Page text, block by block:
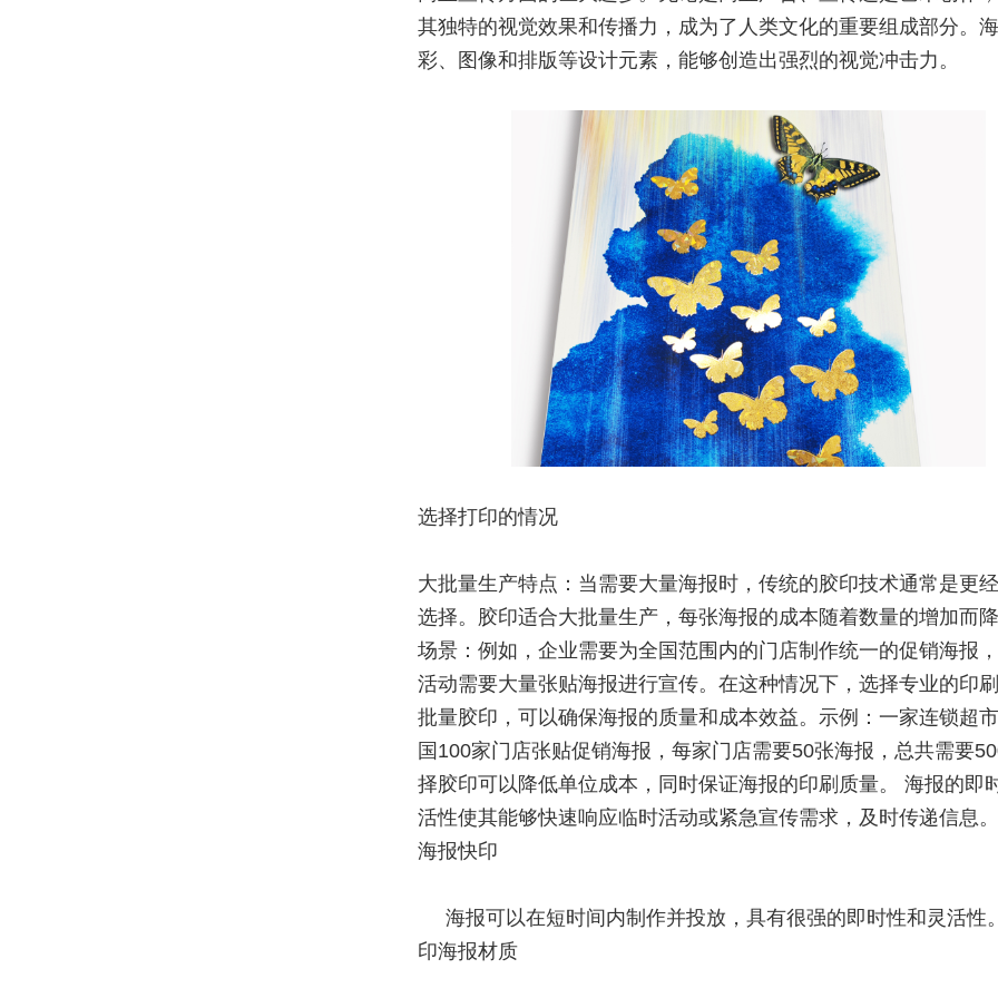
其独特的视觉效果和传播力，成为了人类文化的重要组成部分。
彩、图像和排版等设计元素，能够创造出强烈的视觉冲击力。
选择打印的情况
大批量生产特点：当需要大量海报时，传统的胶印技术通常是更
选择。胶印适合大批量生产，每张海报的成本随着数量的增加而
场景：例如，企业需要为全国范围内的门店制作统一的促销海报
活动需要大量张贴海报进行宣传。在这种情况下，选择专业的印
批量胶印，可以确保海报的质量和成本效益。示例：一家连锁超
国100家门店张贴促销海报，每家门店需要50张海报，总共需要
择胶印可以降低单位成本，同时保证海报的印刷质量。 海报的即
活性使其能够快速响应临时活动或紧急宣传需求，及时传递信息
海报快印
海报可以在短时间内制作并投放，具有很强的即时性和灵活性
印海报材质